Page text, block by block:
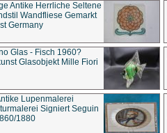
Antike Herrliche Seltene
Wandfliese Gemarkt
Germany
Glas - Fisch 1960?
Glasobjekt Mille Fiori
Lupenmalerei
Signiert Seguin
1880